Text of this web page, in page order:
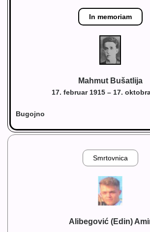
In memoriam
Mahmut Bušatlija
17. februar 1915 – 17.
Bugojno
Smrtovnica
Alibegović (Edin)